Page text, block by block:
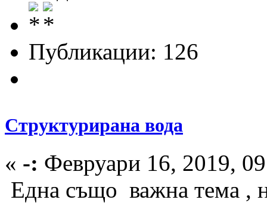
Публикации: 126
Структурирана вода
« -: Февруари 16, 2019,
Една също важна тема ,